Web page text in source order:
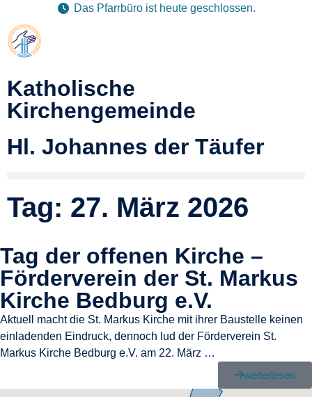
Das Pfarrbüro ist heute geschlossen.
Katholische
Kirchengemeinde
Hl. Johannes der Täufer
Tag: 27. März 2026
Tag der offenen Kirche –
Förderverein der St. Markus
Kirche Bedburg e.V.
Aktuell macht die St. Markus Kirche mit ihrer Baustelle keinen
einladenden Eindruck, dennoch lud der Förderverein St.
Markus Kirche Bedburg e.V. am 22. März …
weiterlesen